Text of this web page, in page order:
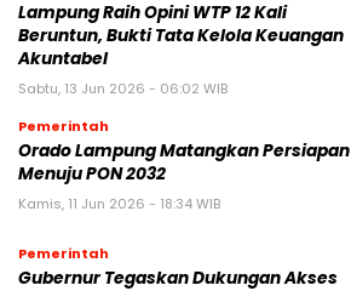
Lampung Raih Opini WTP 12 Kali
Beruntun, Bukti Tata Kelola Keuangan
Akuntabel
Sabtu, 13 Jun 2026 - 06:02 WIB
Pemerintah
Orado Lampung Matangkan Persiapan
Menuju PON 2032
Kamis, 11 Jun 2026 - 18:34 WIB
Pemerintah
Gubernur Tegaskan Dukungan Akses